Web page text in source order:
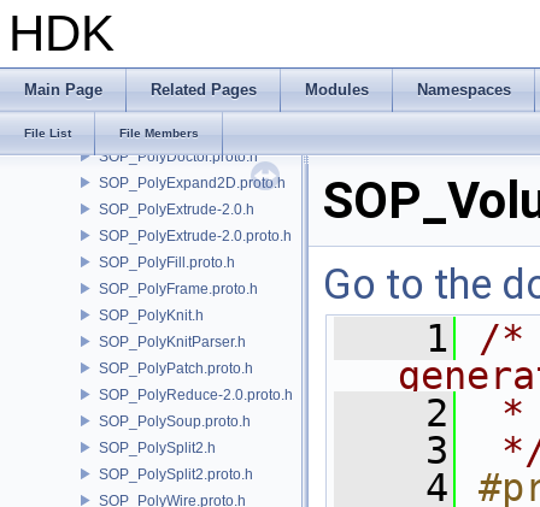
HDK
Main Page Related Pages Modules Namespaces
File List File Members
SOP_PointCloudSurface.proto.h
SOP_PointGenerate.proto.h
SOP_PolyCut.proto.h
SOP_PolyDoctor.proto.h
SOP_PolyExpand2D.proto.h
SOP_PolyExtrude-2.0.h
SOP_PolyExtrude-2.0.proto.h
SOP_PolyFill.proto.h
SOP_PolyFrame.proto.h
SOP_PolyKnit.h
SOP_PolyKnitParser.h
SOP_PolyPatch.proto.h
SOP_PolyReduce-2.0.proto.h
SOP_PolySoup.proto.h
SOP_PolySplit2.h
SOP_PolySplit2.proto.h
SOP_PolyWire.proto.h
Go to the
    1
/*
    2
*
    3
    4